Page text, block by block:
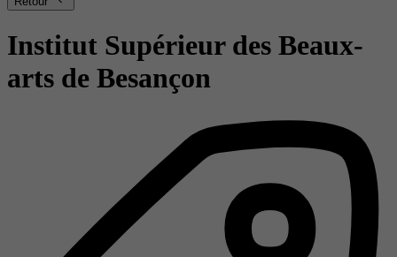
Institut Supérieur des Beaux-
arts de Besançon